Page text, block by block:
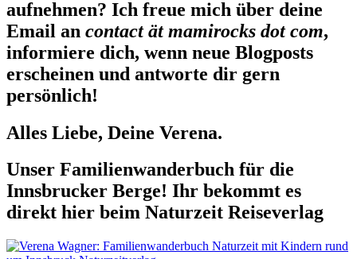
aufnehmen? Ich freue mich über deine
Email an contact ät mamirocks dot com,
informiere dich, wenn neue Blogposts
erscheinen und antworte dir gern
persönlich!
Alles Liebe, Deine Verena.
Unser Familienwanderbuch für die
Innsbrucker Berge! Ihr bekommt es
direkt hier beim Naturzeit Reiseverlag